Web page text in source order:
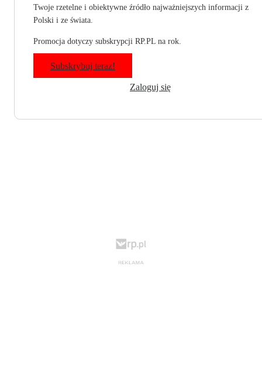
Twoje rzetelne i obiektywne źródło najważniejszych informacji z
Polski i ze świata.
Promocja dotyczy subskrypcji RP.PL na rok.
Subskrybuj teraz!
Zaloguj się